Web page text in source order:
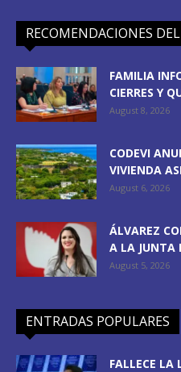
RECOMENDACIONES
FAMILIA
CIERRES Y
August 8, 2026
CODEVI
VIVIENDA
August 6, 2026
ÁLVAREZ
A LA JUNTA
August 5, 2026
ENTRADAS POPULARES
FALLECE LA